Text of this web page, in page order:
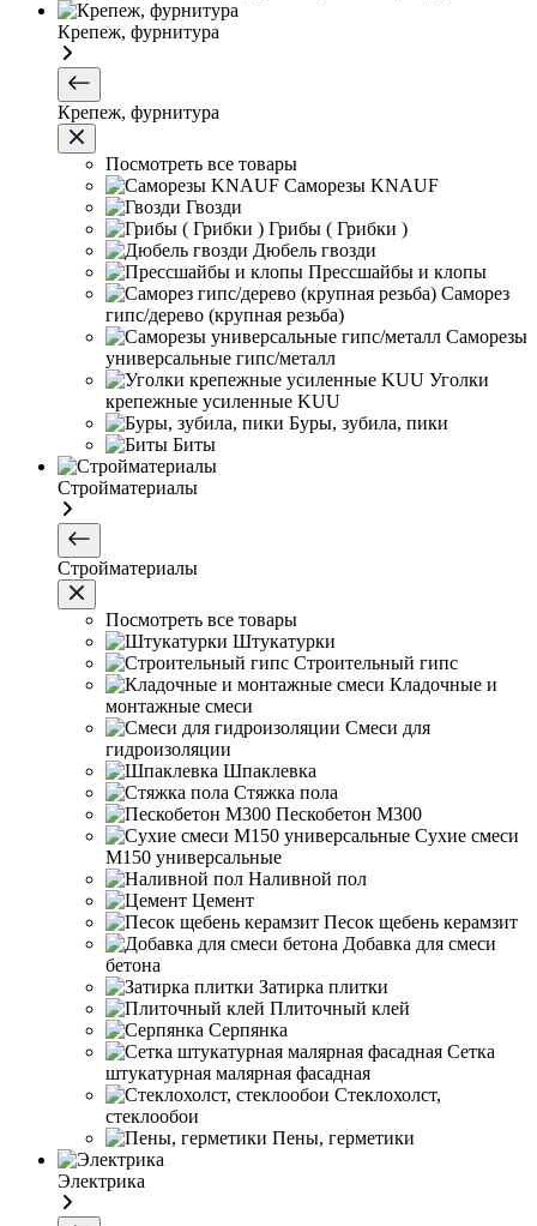
Крепеж, фурнитура
Крепеж, фурнитура
Посмотреть все товары
Саморезы KNAUF
Гвозди
Грибы ( Грибки )
Дюбель гвозди
Прессшайбы и клопы
Саморез
гипс/дерево (крупная резьба)
Саморезы
универсальные гипс/металл
Уголки
крепежные усиленные KUU
Буры, зубила, пики
Биты
Стройматериалы
Стройматериалы
Посмотреть все товары
Штукатурки
Строительный гипс
Кладочные и
монтажные смеси
Смеси для
гидроизоляции
Шпаклевка
Стяжка пола
Пескобетон М300
Сухие смеси
М150 универсальные
Наливной пол
Цемент
Песок щебень керамзит
Добавка для смеси
бетона
Затирка плитки
Плиточный клей
Серпянка
Сетка
штукатурная малярная фасадная
Стеклохолст,
стеклообои
Пены, герметики
Электрика